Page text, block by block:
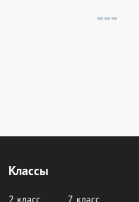
Классы
2 класс
7 класс